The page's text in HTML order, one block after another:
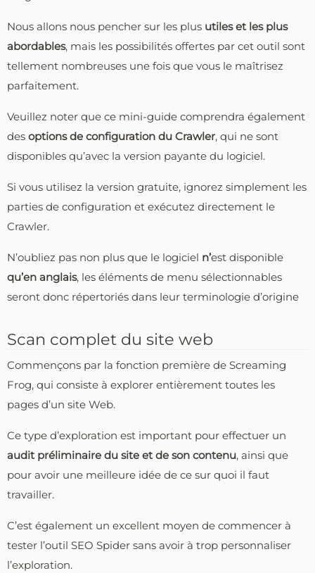
Nous allons nous pencher sur les plus utiles et les plus
abordables, mais les possibilités offertes par cet outil sont
tellement nombreuses une fois que vous le maîtrisez
parfaitement.
Veuillez noter que ce mini-guide comprendra également
des options de configuration du Crawler, qui ne sont
disponibles qu’avec la version payante du logiciel.
Si vous utilisez la version gratuite, ignorez simplement les
parties de configuration et exécutez directement le
Crawler.
N’oubliez pas non plus que le logiciel n’est disponible
qu’en anglais, les éléments de menu sélectionnables
seront donc répertoriés dans leur terminologie d’origine
Scan complet du site web
Commençons par la fonction première de Screaming
Frog, qui consiste à explorer entièrement toutes les
pages d’un site Web.
Ce type d’exploration est important pour effectuer un
audit préliminaire du site et de son contenu, ainsi que
pour avoir une meilleure idée de ce sur quoi il faut
travailler.
C’est également un excellent moyen de commencer à
tester l’outil SEO Spider sans avoir à trop personnaliser
l’exploration.